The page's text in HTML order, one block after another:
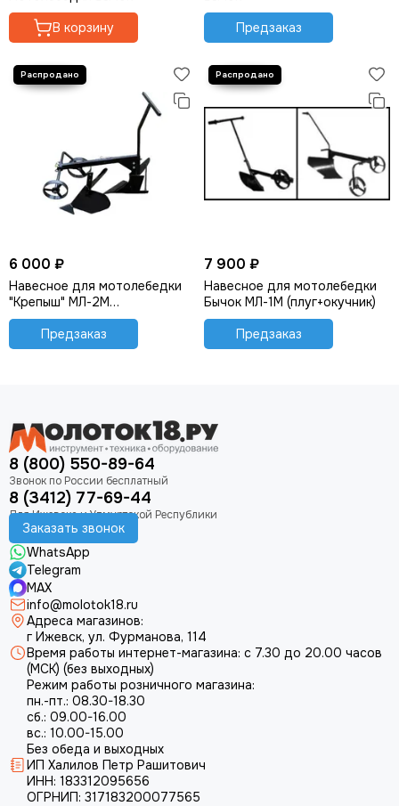
Для компрессоров
Для мотолебедок
Для гусеничных приставок
Для торцовочных пил
В корзину
Предзаказ
6 000 ₽
Навесное для мотолебедки
"Крепыш" МЛ-2М
(плуг+окучник)
(комбинированное)
Предзаказ
7 900 ₽
Навесное для мотолебедки
Бычок МЛ-1М (плуг+окучник)
Предзаказ
8 (800) 550-89-64
8 (3412) 77-69-44
Заказать звонок
WhatsApp
Telegram
MAX
info@molotok18.ru
Адреса магазинов:
г Ижевск, ул. Фурманова, 114
Время работы интернет-магазина: с 7.30 до 20.00 часов
(МСК) (без выходных)
Режим работы розничного магазина:
пн.-пт.: 08.30-18.30
сб.: 09.00-16.00
вс.: 10.00-15.00
Без обеда и выходных
ИП Халилов Петр Рашитович
ИНН: 183312095656
ОГРНИП: 317183200077565